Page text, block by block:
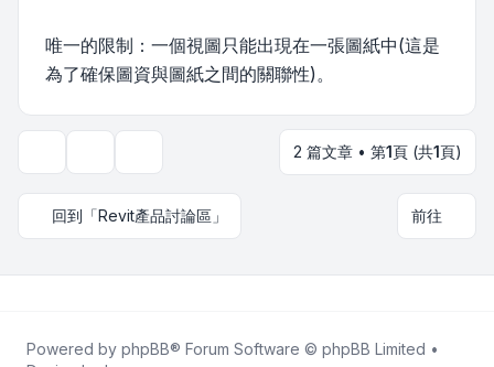
唯一的限制：一個視圖只能出現在一張圖紙中(這是
為了確保圖資與圖紙之間的關聯性)。
2 篇文章 • 第1頁 (共1頁)
回到「Revit產品討論區」 前往
Powered by phpBB® Forum Software © phpBB Limited •